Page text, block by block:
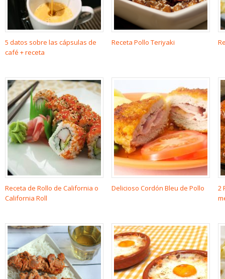
5 datos sobre las cápsulas de
café + receta
Receta Pollo Teriyaki
Receta de Rollo de California o
California Roll
Delicioso Cordón Bleu de Pollo
2